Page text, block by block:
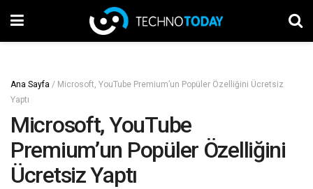
Ana Sayfa / Microsoft, YouTube Premium’un Popüler Özelliğini Ücretsiz
Yaptı
Microsoft, YouTube
Premium’un Popüler Özelliğini
Ücretsiz Yaptı